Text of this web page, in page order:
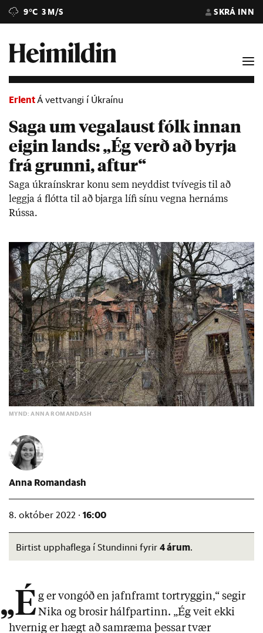
9°C 3 M/S SKRÁ INN
ErlentÁ vettvangi í Úkraínu
Saga um vegalaust fólk innan
eigin lands: „Ég verð að byrja
frá grunni, aftur“
Saga úkraínskr­ar konu sem neydd­ist tví­veg­is til að
leggja á flótta til að bjarga lífi sínu vegna her­náms
Rússa.
MYND: ANNA ROMANDASH
Anna Romandash
8. október 2022 · 16:00
Birtist upphaflega í Stundinni fyrir 4 árum.
„É g er vongóð en jafnframt tortryggin,“ segir
Nika og brosir hálfpartinn. „Ég veit ekki
hvernig er hægt að samræma þessar tvær